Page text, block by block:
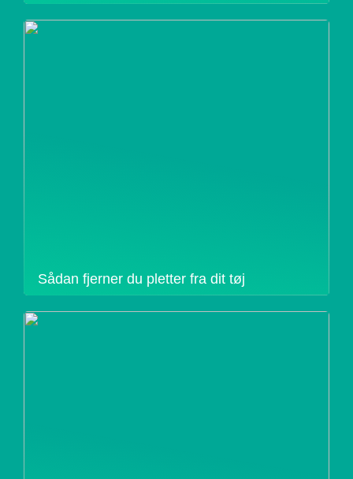
Sådan fjerner du pletter fra dit tøj